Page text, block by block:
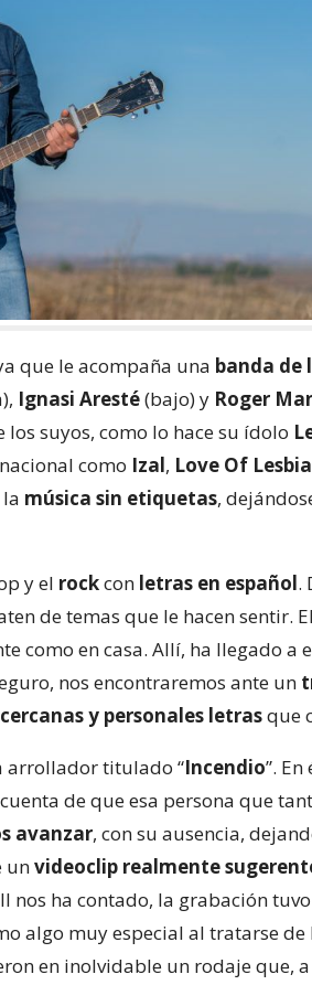
que le acompaña una banda de
Ignasi Aresté(bajo) y Roger
suyos, como lo hace su ídolo
como Izal, Love Of
música sin etiquetas,
y el rockcon letras en español.
de temas que le hacen sentir.
como en casa. Allí, ha llegado
nos encontraremos ante un
cercanas y personales letrasque
arrollador titulado “Incendio”. En
de que esa persona que
avanzar, con su ausencia,
unvideoclip realmente
nos ha contado, la grabación tuvo
algo muy especial al tratarse de
en inolvidable un rodaje que, a